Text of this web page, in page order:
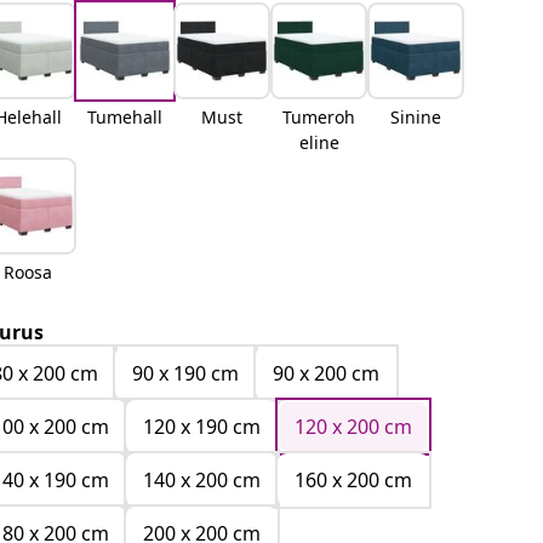
Tumehall Must
Tumeroh
eline
Sinine
Roosa
x 200 cm
90 x 190 cm
90 x 200 cm
x 200 cm
120 x 190 cm
120 x 200 cm
x 190 cm
140 x 200 cm
160 x 200 cm
x 200 cm
200 x 200 cm